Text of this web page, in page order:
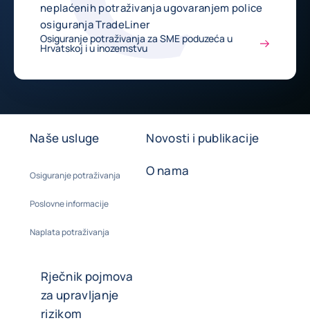
neplaćenih potraživanja ugovaranjem police
osiguranja TradeLiner
Osiguranje potraživanja za SME poduzeća u
Hrvatskoj i u inozemstvu
Naše usluge
Osiguranje potraživanja
Poslovne informacije
Naplata potraživanja
Novosti i publikacije
O nama
Rječnik pojmova
za upravljanje
rizikom